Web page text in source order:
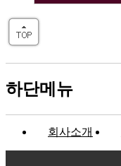
하단메뉴
회사소개